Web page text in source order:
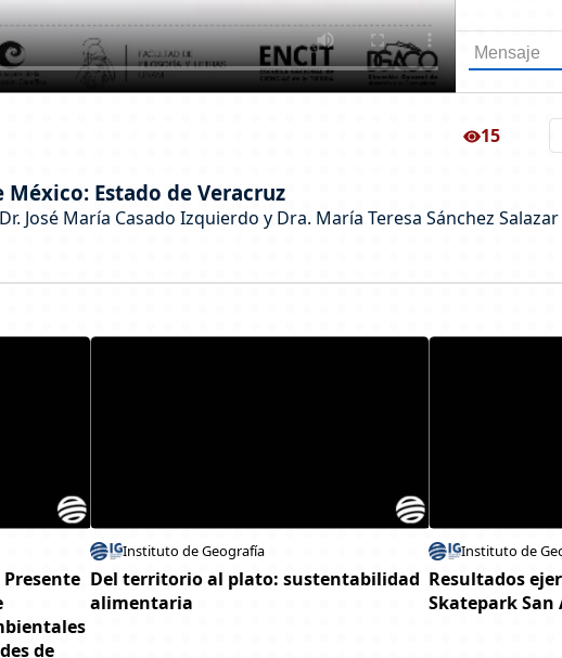
Estado de Veracruz
José María Casado Izquierdo y Dra. María Teresa Sánchez Salazar
15
de
Instituto de Geografía
Del territorio al plato: sustentabilidad
alimentaria
Instituto de
Resultados
Skatepark